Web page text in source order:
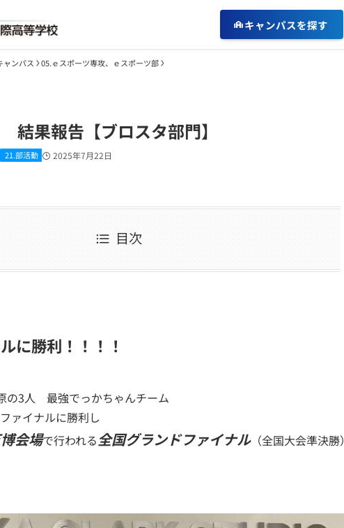
キャンパスを探す
ャンパス 05.ｅスポーツ専攻、ｅスポーツ部
結果報告【ブロスタ部門】
21.部活動 2025年7月22日
目次
に勝利！！！！
3人 最強でっかちゃんチーム
ァイナルに勝利し
会場で行われる 全国グランドファイナル（全国大会準決勝）